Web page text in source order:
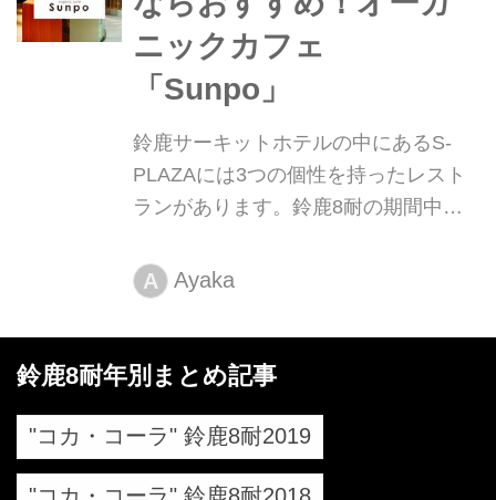
ニックカフェ
「Sunpo」
鈴鹿サーキットホテルの中にあるS-
PLAZAには3つの個性を持ったレスト
ランがあります。鈴鹿8耐の期間中に
クカフェ「Sunpo」についてご紹介し
ます。
A Ayaka
鈴鹿8耐年別まとめ記事
"コカ・コーラ" 鈴鹿8耐2019